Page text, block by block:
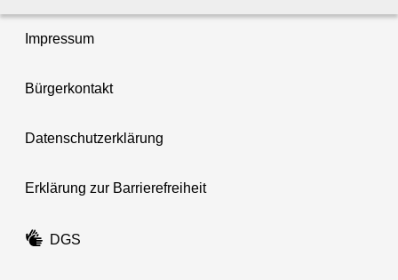
Impressum
Bürgerkontakt
Datenschutzerklärung
Erklärung zur Barrierefreiheit
DGS